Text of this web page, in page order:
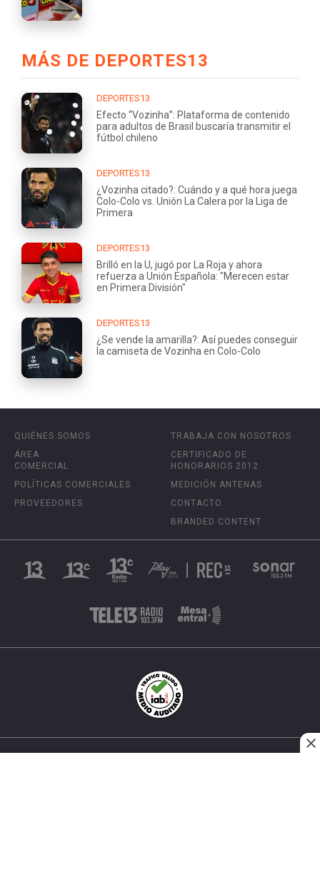
MÁS DE DEPORTES13
DEPORTES13
Efecto “Vozinha”: Plataforma de contenido
para adultos de Brasil buscaría transmitir el
fútbol chileno
DEPORTES13
¿Vozinha citado?: Cuándo y a qué hora juega
Colo-Colo vs. Unión La Calera por la Liga de
Primera
DEPORTES13
Brilló en la U, jugó por La Roja y ahora
refuerza a Unión Española: "Merecen estar
en Primera División"
DEPORTES13
¿Se vende la amarilla?: Así puedes conseguir
la camiseta de Vozinha en Colo-Colo
QUIÉNES SOMOS
ÁREA
COMERCIAL
POLÍTICAS COMERCIALES
PROVEEDORES
TRABAJA CON NOSOTROS
CERTIFICADO DE
HONORARIOS 2012
MEDICIÓN ANTENAS
CONTACTO
BRANDED CONTENT